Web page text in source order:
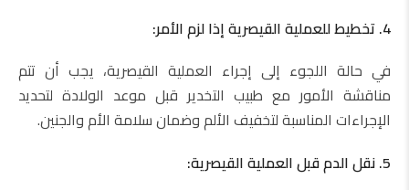
4. تخطيط للعملية القيصرية إذا لزم الأمر:
في حالة اللجوء إلى إجراء العملية القيصرية، يجب أن تتم
مناقشة الأمور مع طبيب التخدير قبل موعد الولادة لتحديد
الإجراءات المناسبة لتخفيف الألم وضمان سلامة الأم والجنين.
5. نقل الدم قبل العملية القيصرية: